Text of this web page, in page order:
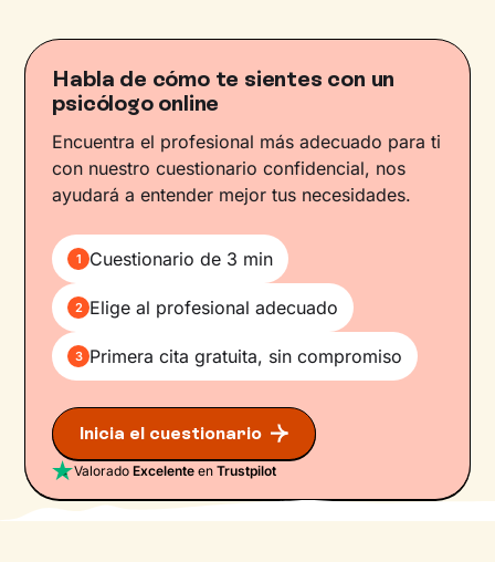
Habla de cómo te sientes con un
psicólogo online
Encuentra el profesional más adecuado para ti
con nuestro cuestionario confidencial, nos
ayudará a entender mejor tus necesidades.
1 Cuestionario de 3 min
2 Elige al profesional adecuado
3 Primera cita gratuita, sin compromiso
Inicia el cuestionario
ValoradoExcelente enTrustpilot